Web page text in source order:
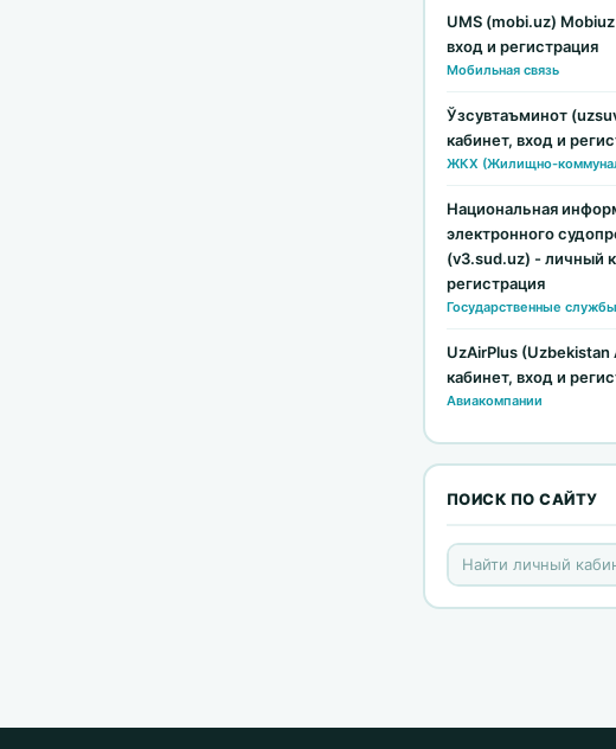
UMS (mobi.uz)
вход и регистрация
Мобильная связь
Ўзсувтаъминот
кабинет, вход и
ЖКХ (Жилищно-
Национальная
электронного
(v3.sud.uz) - личный
регистрация
Государственные службы
UzAirPlus
кабинет, вход и
Авиакомпании
ПОИСК ПО САЙТУ